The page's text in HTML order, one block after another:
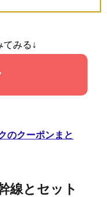
てみる↓
のクーポンまと
線とセット